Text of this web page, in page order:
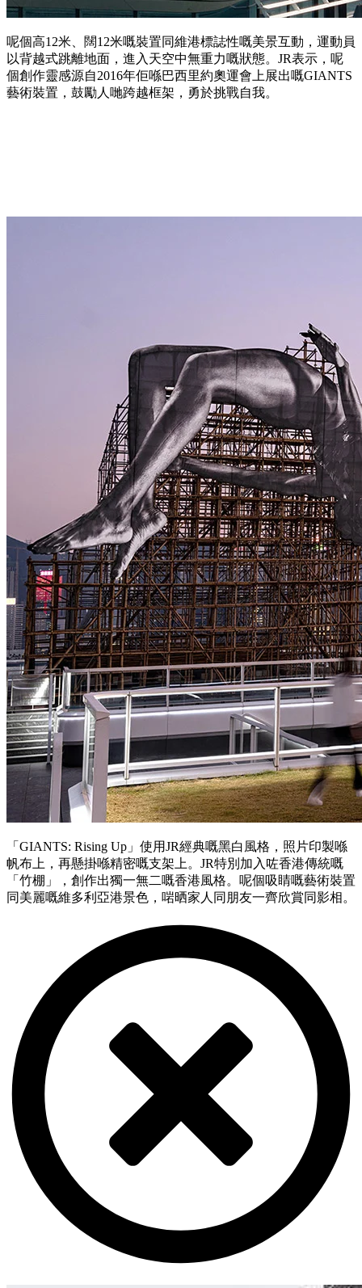
呢個高12米、闊12米嘅裝置同維港標誌性嘅美景互動，運動員
以背越式跳離地面，進入天空中無重力嘅狀態。JR表示，呢
個創作靈感源自2016年佢喺巴西里約奧運會上展出嘅GIANTS
藝術裝置，鼓勵人哋跨越框架，勇於挑戰自我。
「GIANTS: Rising Up」使用JR經典嘅黑白風格，照片印製喺
帆布上，再懸掛喺精密嘅支架上。JR特別加入咗香港傳統嘅
「竹棚」，創作出獨一無二嘅香港風格。呢個吸睛嘅藝術裝置
同美麗嘅維多利亞港景色，啱晒家人同朋友一齊欣賞同影相。